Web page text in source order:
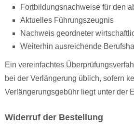
Fortbildungsnachweise für den
Aktuelles Führungszeugnis
Nachweis geordneter
Weiterhin ausreichende
Ein vereinfachtes
bei der Verlängerung üblich, sofern
Verlängerungsgebühr liegt unter der
Widerruf der Bestellung